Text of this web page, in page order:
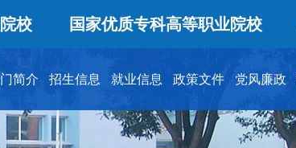
国家优质专科高等职业院校
简介 招生信息 就业信息 政策文件 党风廉政